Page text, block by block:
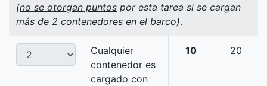
(no se otorgan puntos por esta tarea si se cargan
más de 2 contenedores en el barco).
Cualquier
contenedor es
cargado con
10 20